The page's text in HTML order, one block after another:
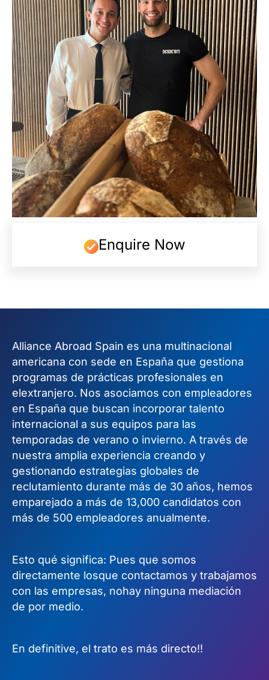
Enquire Now
Alliance Abroad Spain es una multinacional
americana con sede en España que gestiona
programas de prácticas profesionales en
elextranjero. Nos asociamos con empleadores
en España que buscan incorporar talento
internacional a sus equipos para las
temporadas de verano o invierno. A través de
nuestra amplia experiencia creando y
gestionando estrategias globales de
reclutamiento durante más de 30 años, hemos
emparejado a más de 13,000 candidatos con
más de 500 empleadores anualmente.
Esto qué significa: Pues que somos
directamente losque contactamos y trabajamos
con las empresas, nohay ninguna mediación
de por medio.
En definitive, el trato es más directo!!